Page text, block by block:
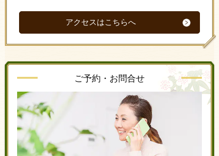
アクセスはこちらへ
ご予約・お問合せ